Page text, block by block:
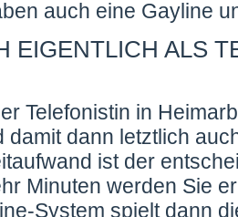
auch eine Gayline
EIGENTLICH ALS
Telefonistin in
damit dann letztlich
ist der
Minuten werden Sie
System spielt dann